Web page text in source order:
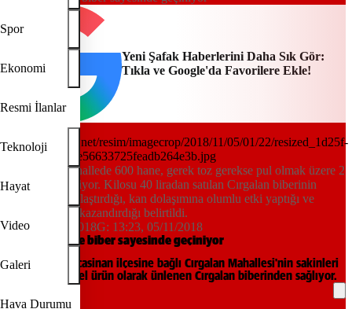
Spor
Ekonomi
Resmi İlanlar
Teknoloji
Hayat
Video
Galeri
Hava Durumu
Yeni Şafak Haberlerini Daha Sık Gör:
Tıkla ve Google'da Favorilere Ekle!
800 haneli mahallede 600 hane, gerek toz gerekse pul olmak üzere 2
çeşit biber üretiyor. Kilosu 40 liradan satılan Cırgalan biberinin
sindirimi kolaylaştırdığı, kan dolaşımına olumlu etki yaptığı ve
vücuda direnç kazandırdığı belirtildi.
12:55, 05/11/2018G: 13:23, 05/11/2018
Bütün mahalle biber sayesinde geçiniyor
Kayseri'nin Kocasinan ilçesine bağlı Cırgalan Mahallesi'nin sakinleri
geçimini yöresel ürün olarak ünlenen Cırgalan biberinden sağlıyor.